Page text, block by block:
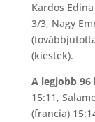
Kardos
3/3, Nagy
(kiestek).
A legjobb
15:11,
(francia)